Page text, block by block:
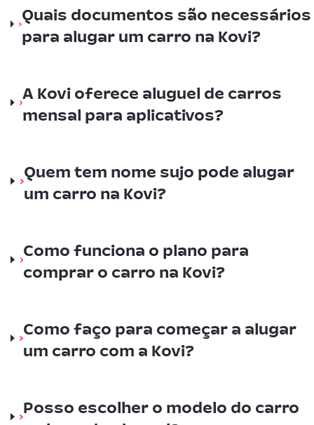
Quais documentos são necessários
para alugar um carro na Kovi?
A Kovi oferece aluguel de carros
mensal para aplicativos?
Quem tem nome sujo pode alugar
um carro na Kovi?
Como funciona o plano para
comprar o carro na Kovi?
Como faço para começar a alugar
um carro com a Kovi?
Posso escolher o modelo do carro